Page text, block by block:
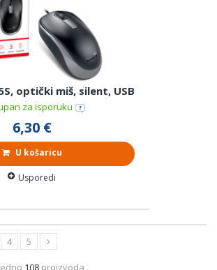
optički miš, silent, USB
za isporuku
6,30 €
U košaricu
Usporedi
4 5
108 proizvoda